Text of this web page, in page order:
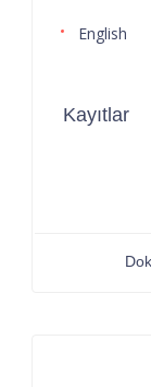
English
Kayıtlar